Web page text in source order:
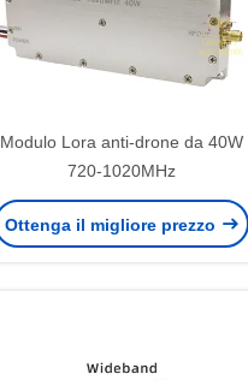
Modulo Lora anti-drone da 40W
720-1020MHz
Ottenga il migliore prezzo